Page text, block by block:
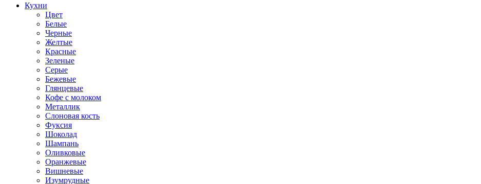
Кухни
Цвет
Белые
Черные
Желтые
Красные
Зеленые
Серые
Бежевые
Глянцевые
Кофе с молоком
Металлик
Слоновая кость
Фуксия
Шоколад
Шампань
Оливковые
Оранжевые
Вишневые
Изумрудные